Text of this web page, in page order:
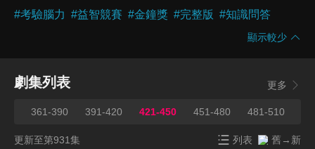
#考驗腦力 #益智競賽 #金鐘獎 #完整版 #知識問答
顯示較少
劇集列表 更多
361-390 391-420 421-450 451-480 481-510
更新至第931集 列表 舊→新